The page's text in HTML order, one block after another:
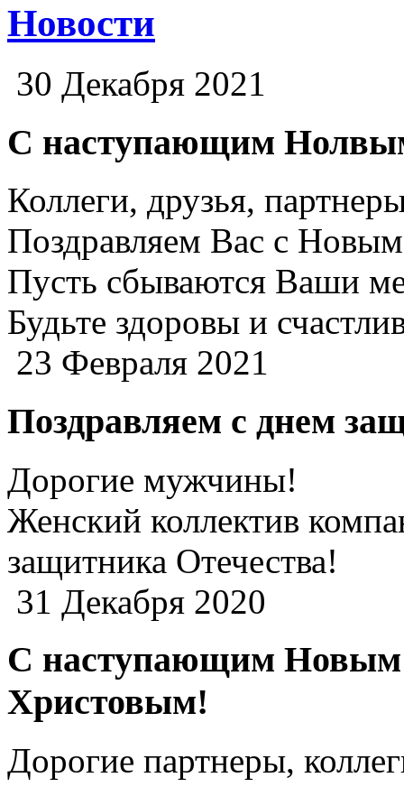
Новости
30 Декабря 2021
С наступающим
Коллеги, друзья,
Поздравляем Вас с
Пусть сбываются Ваши
Будьте здоровы и
23 Февраля 2021
Поздравляем с днем
Дорогие мужчины!
Женский коллектив
защитника Отечества!
31 Декабря 2020
С наступающим Новым
Христовым!
Дорогие партнеры,